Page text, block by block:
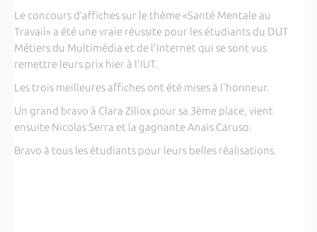
Le concours d’affiches sur le thème «Santé Mentale au
Travail» a été une vraie réussite pour les étudiants du DUT
Métiers du Multimédia et de l'Internet qui se sont vus
remettre leurs prix hier à l'IUT.
Les trois meilleures affiches ont été mises à l'honneur.
Un grand bravo à Clara Ziliox pour sa 3ème place, vient
ensuite Nicolas Serra et la gagnante Anais Caruso.
Bravo à tous les étudiants pour leurs belles réalisations.